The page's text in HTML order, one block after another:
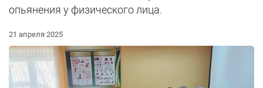
опьянения у физического лица.
21 апреля 2025